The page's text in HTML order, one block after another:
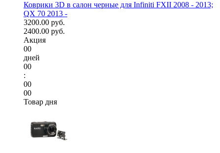
Коврики 3D в салон черные для Infiniti FXII 2008 - 2013;
QX 70 2013 -
3200.00 руб.
2400.00 руб.
Акция
00
дней
00
:
00
00
Товар дня